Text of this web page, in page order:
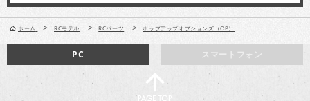
ホーム > RCモデル > RCパーツ > ホップアップオプションズ（OP）
スマートフォン
PC